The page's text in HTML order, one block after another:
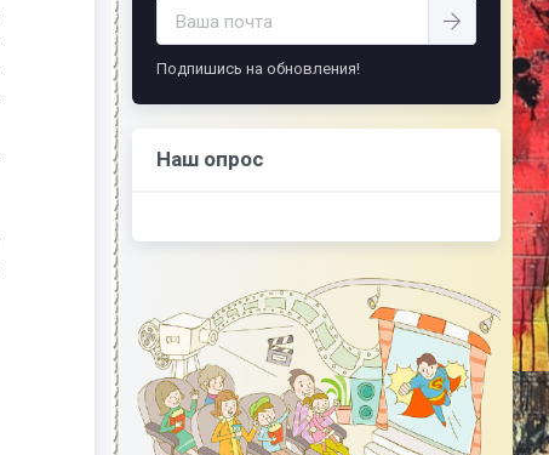
Подпишись на обновления!
Наш опрос